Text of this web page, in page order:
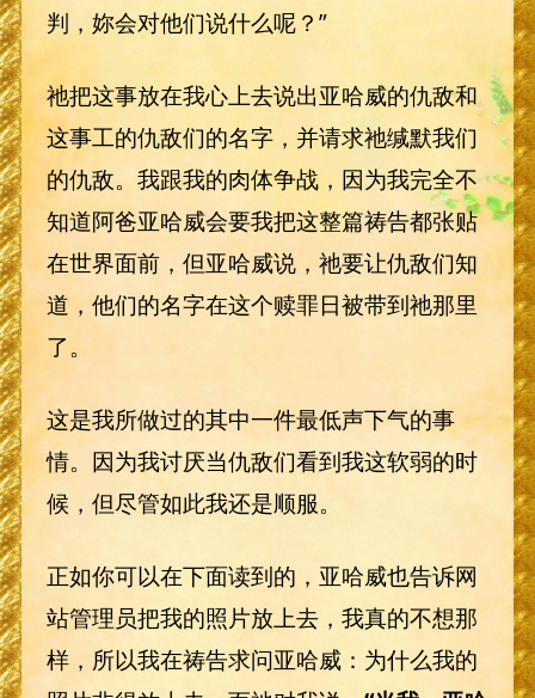
判，妳会对他们说什么呢？”
祂把这事放在我心上去说出亚哈威的仇敌和
这事工的仇敌们的名字，并请求祂缄默我们
的仇敌。我跟我的肉体争战，因为我完全不
知道阿爸亚哈威会要我把这整篇祷告都张贴
在世界面前，但亚哈威说，祂要让仇敌们知
道，他们的名字在这个赎罪日被带到祂那里
了。
这是我所做过的其中一件最低声下气的事
情。因为我讨厌当仇敌们看到我这软弱的时
候，但尽管如此我还是顺服。
正如你可以在下面读到的，亚哈威也告诉网
站管理员把我的照片放上去，我真的不想那
样，所以我在祷告求问亚哈威：为什么我的